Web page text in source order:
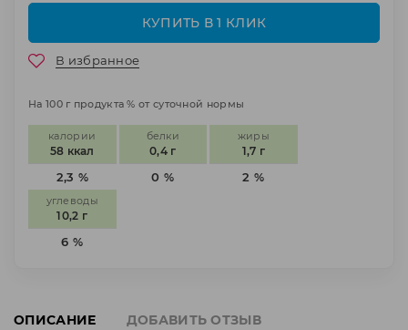
КУПИТЬ В 1 КЛИК
В избранное
На 100 г продукта % от суточной нормы
калории
58 ккал
2,3 %
белки
0,4 г
0 %
жиры
1,7 г
2 %
углеводы
10,2 г
6 %
ОПИСАНИЕ ДОБАВИТЬ ОТЗЫВ